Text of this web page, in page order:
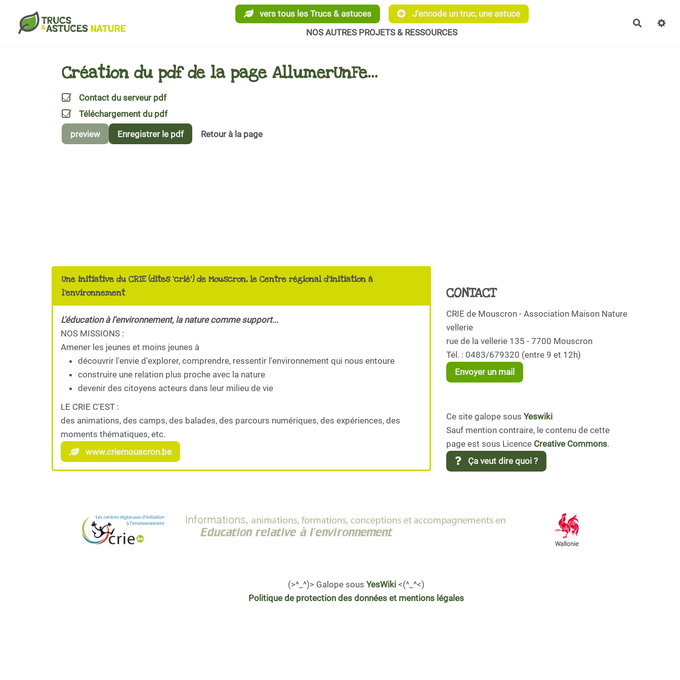
Aller au contenu principal vers tous les Trucs & astuces
J'encode un truc, une astuce
NOS AUTRES PROJETS & RESSOURCES
Création du pdf de la page AllumerUnFe…
Contact du serveur pdf
Téléchargement du pdf
preview
Enregistrer le pdf Retour à la page
Une initiative du CRIE (dites 'crié') de Mouscron, le Centre régional d'initiation à
l'environnement
L'éducation à l'environnement, la nature comme support...
NOS MISSIONS :
Amener les jeunes et moins jeunes à
découvrir l'envie d'explorer, comprendre, ressentir l'environnement qui nous entoure
construire une relation plus proche avec la nature
devenir des citoyens acteurs dans leur milieu de vie
LE CRIE C'EST :
des animations, des camps, des balades, des parcours numériques, des expériences, des
moments thématiques, etc.
www.criemouscron.be
CONTACT
CRIE de Mouscron - Association Maison Nature
vellerie
rue de la vellerie 135 - 7700 Mouscron
Tél. : 0483/679320 (entre 9 et 12h)
Envoyer un mail
Ce site galope sous Yeswiki
Sauf mention contraire, le contenu de cette
page est sous Licence Creative Commons.
Ça veut dire quoi ?
(>^_^)> Galope sous YesWiki <(^_^<)
Politique de protection des données et mentions légales